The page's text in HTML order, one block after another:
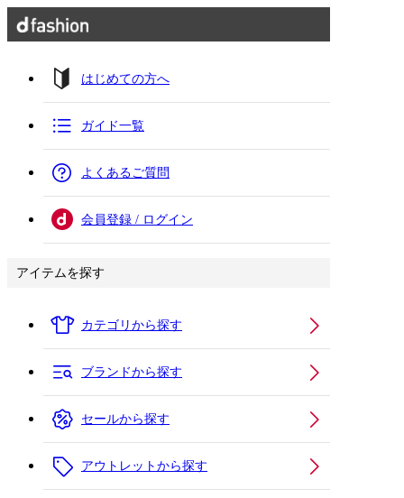
はじめての方へ
ガイド一覧
よくあるご質問
会員登録 / ログイン
アイテムを探す
カテゴリから探す
ブランドから探す
セールから探す
アウトレットから探す